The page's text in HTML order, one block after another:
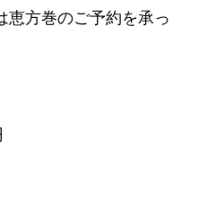
恵方巻のご予約を承っ